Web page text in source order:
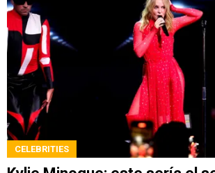
CELEBRITIES